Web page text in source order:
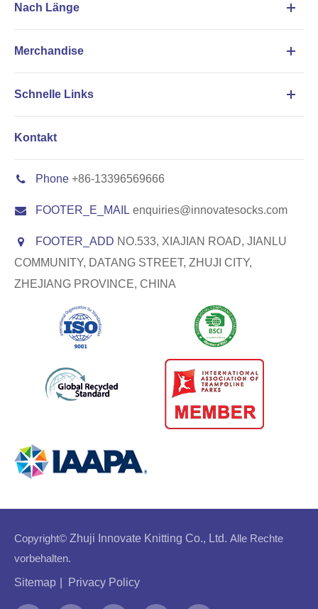
Nach Länge
Merchandise
Schnelle Links
Kontakt
Phone +86-13396569666
FOOTER_E_MAIL enquiries@innovatesocks.com
FOOTER_ADD NO.533, XIAJIAN ROAD, JIANLU
COMMUNITY, DATANG STREET, ZHUJI CITY,
ZHEJIANG PROVINCE, CHINA
Copyright© Zhuji Innovate Knitting Co., Ltd. Alle Rechte
vorbehalten.
Sitemap
Privacy Policy